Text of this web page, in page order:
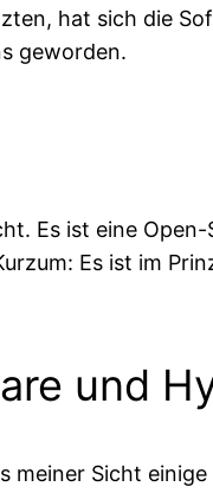
hat sich die
geworden.
Es ist eine
Es ist im
und
meiner Sicht